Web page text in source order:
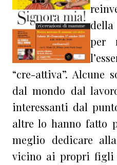
per
“cre-attiva”. Alcune
dal mondo dal
interessanti dal
altre lo hanno fatto
meglio dedicare
vicino ai propri figli